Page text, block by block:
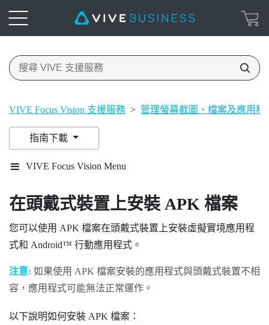
VIVE Focus Vision 支援服務 > 管理螢幕截圖、檔案及應用程
指南下載
VIVE Focus Vision Menu
在頭戴式裝置上安裝 APK 檔案
您可以使用 APK 檔案在頭戴式裝置上安裝虛擬實境應用程
式和 Android™ 行動應用程式。
注意: 如果使用 APK 檔案安裝的應用程式與頭戴式裝置不相
容，應用程式可能無法正常運作。
以下說明如何安裝 APK 檔案：